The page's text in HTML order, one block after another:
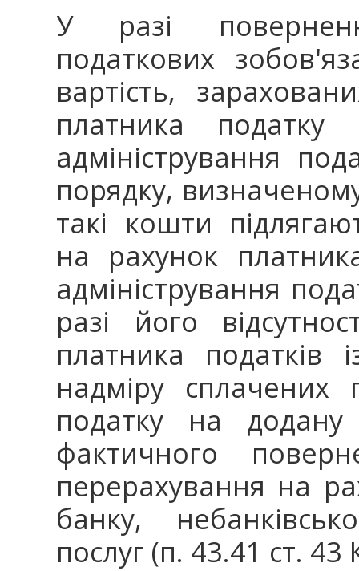
У разі
податкових
вартість,
платника податку
адміністрування
порядку,
такі кошти
на рахунок
адміністрування
разі його
платника
надміру сплачених
податку на
фактичного
перерахування на
банку,
послуг (п. 43.41 ст. 43